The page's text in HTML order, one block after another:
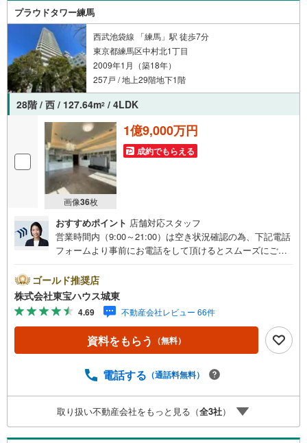
ずYahoo！ JAPAN IDでログインの上お問い合わせくださ
い。
プラウドタワー練馬
西武池袋線 「練馬」駅 徒歩7分
東京都練馬区中村北1丁目
2009年1月（築18年）
257戸 / 地上29階地下1階
28階 / 西 / 127.64m2 / 4LDK
画像36枚
1億9,000万円
成約でもらえる
おすすめポイント 店舗対応スタッフ
営業時間内（9:00～21:00）は空き状況確認の為、下記電話
フォームより事前にお電話をして頂けるとスムーズにご案
カレンダーの作成▽ご購入後もお客様の人生のパートナー
として暮らしの「安心」を守り続けます。【Yahoo！ 不動
産キャンペーン対象店舗】当店で物件を成約するとPayPay
ボーナスライトがもらえる「Yahoo！ 不動産 物件ご成約キ
ャンペーン」の対象になります。「資料をもらう」「見学
予約をする」ボタンからお問い合わせください。※必ずYah
スライトは出金と譲渡はできません。ご案内・詳細な資料
（諸費用もOK）お気軽にお問い合わせください。
ゴールド推奨店
株式会社東宝ハウス城東
4.69 不動産会社レビュー 66件
資料をもらう （無料）
電話する （通話料無料）
取り扱い不動産会社をもっと見る（全3社）